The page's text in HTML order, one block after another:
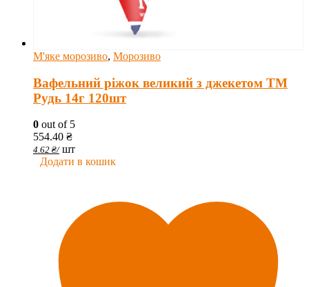
М'яке морозиво, Морозиво
Вафельний ріжок великий з джекетом ТМ
Рудь 14г 120шт
0 out of 5
554.40 ₴
4.62 ₴/ шт
Додати в кошик